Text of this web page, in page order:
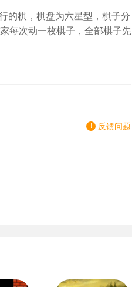
棋，棋盘为六星型，棋子分
每次动一枚棋子，全部棋子先
反馈问题